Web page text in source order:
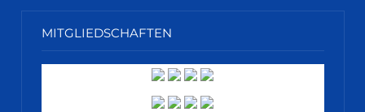
MITGLIEDSCHAFTEN